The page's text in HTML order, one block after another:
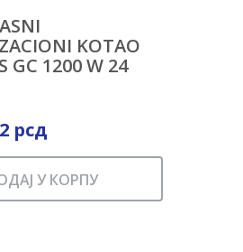
KOTAO
GC 1200 W 24
рсд
У КОРПУ